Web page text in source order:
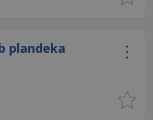
plandeka